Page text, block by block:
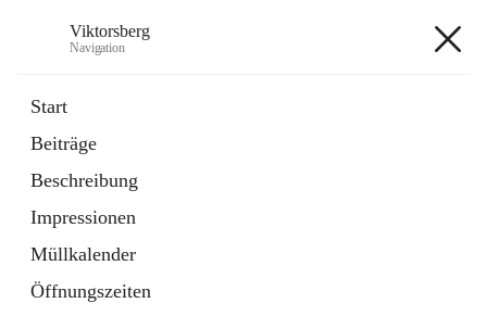
Viktorsberg
Navigation
Start
Beiträge
Beschreibung
Impressionen
Müllkalender
Öffnungszeiten
1 Schnellzugriff
Bürgerservice
10 Schnellzugriffe